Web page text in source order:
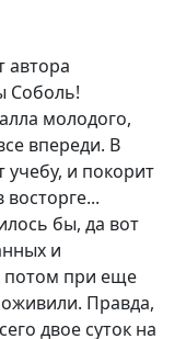
автора
Соболь!
молодого,
впереди. В
и покорит
восторге...
бы, да вот
и
потом при еще
Правда,
двое суток на